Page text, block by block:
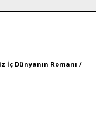
İç Dünyanın Romanı /